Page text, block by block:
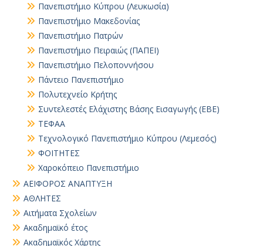
Πανεπιστήμιο Κύπρου (Λευκωσία)
Πανεπιστήμιο Μακεδονίας
Πανεπιστήμιο Πατρών
Πανεπιστήμιο Πειραιώς (ΠΑΠΕΙ)
Πανεπιστήμιο Πελοποννήσου
Πάντειο Πανεπιστήμιο
Πολυτεχνείο Κρήτης
Συντελεστές Ελάχιστης Βάσης Εισαγωγής (ΕΒΕ)
ΤΕΦΑΑ
Τεχνολογικό Πανεπιστήμιο Κύπρου (Λεμεσός)
ΦΟΙΤΗΤΕΣ
Χαροκόπειο Πανεπιστήμιο
ΑΕΙΦΟΡΟΣ ΑΝΑΠΤΥΞΗ
ΑΘΛΗΤΕΣ
Αιτήματα Σχολείων
Ακαδημαϊκό έτος
Ακαδημαϊκός Χάρτης